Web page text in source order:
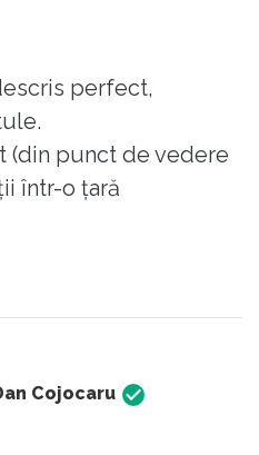
perfect,
(din punct de vedere
într-o țară
și simplu you have
în beneficiul rușilor
Cojocaru